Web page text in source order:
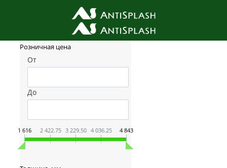
Фильтр товаров
Розничная цена
От
До
1 616 2 422.75 3 229.50 4 036.25 4 843